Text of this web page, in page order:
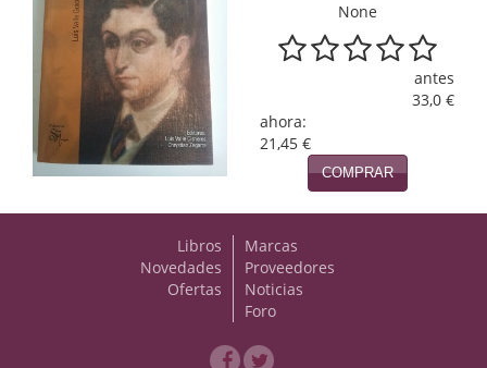
Música
Naturaleza
Novela Extranjera
Novela fantástica
Novela histórica
None
antes
33,0 €
ahora:
21,45 €
COMPRAR
Libros
Novedades
Ofertas
Marcas
Proveedores
Noticias
Foro